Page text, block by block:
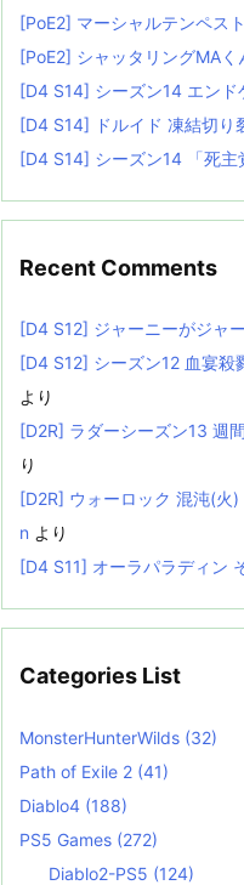
[PoE2] マーシャルテンペス
[PoE2] シャッタリングMAく
[D4 S14] シーズン14 エンド
[D4 S14] ドルイド 凍結切り
[D4 S14] シーズン14 「死主
Recent Comments
[D4 S12] ジャーニーがジャ
[D4 S12] シーズン12 血宴殺
より
[D2R] ラダーシーズン13 週
り
[D2R] ウォーロック 混沌(火
n より
[D4 S11] オーラパラディン
Categories List
MonsterHunterWilds (32)
Path of Exile 2 (41)
Diablo4 (188)
PS5 Games (272)
Diablo2-PS5 (124)